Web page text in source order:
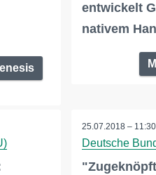
entwickelt
nativem
25.07.2018 – 11:30
Deutsche